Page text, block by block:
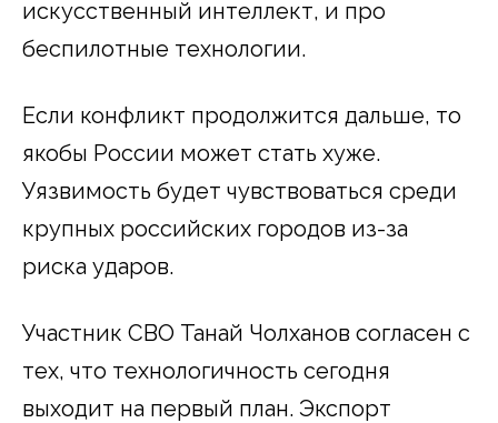
искусственный интеллект, и про
беспилотные технологии.
Если конфликт продолжится дальше, то
якобы России может стать хуже.
Уязвимость будет чувствоваться среди
крупных российских городов из-за
риска ударов.
Участник СВО Танай Чолханов согласен с
тех, что технологичность сегодня
выходит на первый план. Экспорт